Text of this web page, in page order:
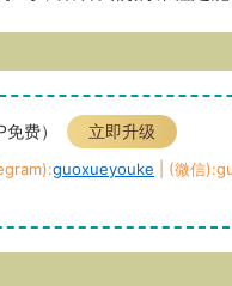
免费） 立即升级
guoxueyouke | (微信